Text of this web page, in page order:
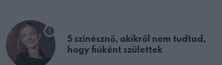
5 színésznő, akikről nem tudtad,
hogy fiúként születtek